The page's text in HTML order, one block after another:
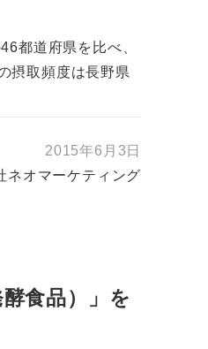
都道府県を比べ、
摂取頻度は長野県
2015年6月3日
ネオマーケティング
食品）」を